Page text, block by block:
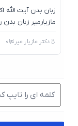
زبان بدن آیت الله
مازیارمیر زبان بدن
دکتر مازیار میر 0